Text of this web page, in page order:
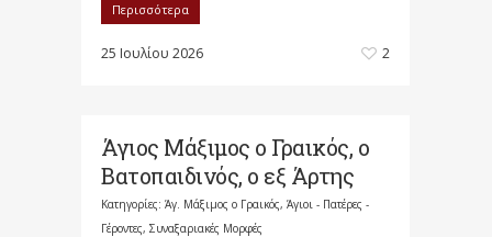
Περισσότερα
25 Ιουλίου 2026 2
Άγιος Μάξιμος ο Γραικός, ο
Βατοπαιδινός, ο εξ Άρτης
Κατηγορίες: Άγ. Μάξιμος ο Γραικός, Άγιοι - Πατέρες -
Γέροντες, Συναξαριακές Μορφές